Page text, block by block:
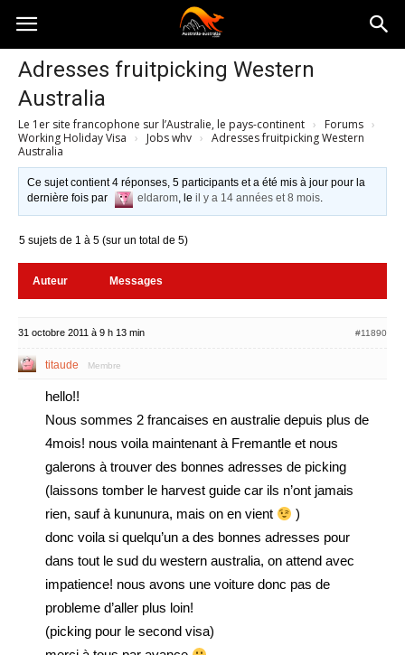
Australia-
australie.com
Adresses fruitpicking Western
Australia
Le 1er site francophone sur l’Australie, le pays-continent › Forums ›
Working Holiday Visa › Jobs whv › Adresses fruitpicking Western
Australia
Ce sujet contient 4 réponses, 5 participants et a été mis à jour pour la
dernière fois par
eldarom, leil y a 14 années et 8 mois.
5 sujets de 1 à 5 (sur un total de 5)
Auteur Messages
31 octobre 2011 à 9 h 13 min #11890
titaude Membre
hello!!
Nous sommes 2 francaises en australie depuis plus de
4mois! nous voila maintenant à Fremantle et nous
galerons à trouver des bonnes adresses de picking
(laissons tomber le harvest guide car ils n’ont jamais
rien, sauf à kununura, mais on en vient
)
donc voila si quelqu’un a des bonnes adresses pour
dans tout le sud du western australia, on attend avec
impatience! nous avons une voiture donc pas de
probleme d’aller plus loin!
(picking pour le second visa)